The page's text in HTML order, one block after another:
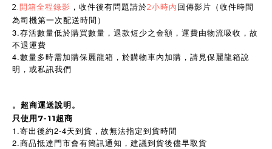
2. 開箱全程錄影 ，收件後有問題請於2小時內回傳影片（收件時間
為司機第一次配送時間）
3.存活數量低於購買數量，退款短少之金額，運費由物流吸收，故
不退運費
4.數量多時需加購保麗龍箱，於購物車內加購，請見保麗龍箱說
明，或私訊我們
。超商運送說明。
只使用7-11超商
1.寄出後約2-4天到貨，故無法指定到貨時間
2.商品抵達門市會有簡訊通知，建議到貨後儘早取貨